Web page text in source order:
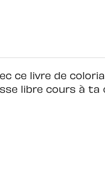
ce livre de
libre cours à ta